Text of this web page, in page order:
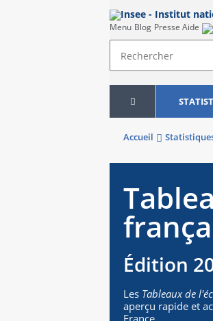
Menu Blog Presse Aide
Accueil
Édition
Les Tableaux de
aperçu rapide et
France.